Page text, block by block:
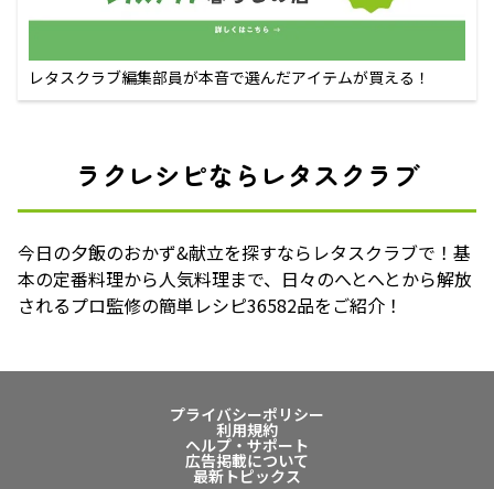
レタスクラブ編集部員が本音で選んだアイテムが買える！
ラクレシピならレタスクラブ
今日の夕飯のおかず&献立を探すならレタスクラブで！基
本の定番料理から人気料理まで、日々のへとへとから解放
されるプロ監修の簡単レシピ36582品をご紹介！
プライバシーポリシー
利用規約
ヘルプ・サポート
広告掲載について
最新トピックス